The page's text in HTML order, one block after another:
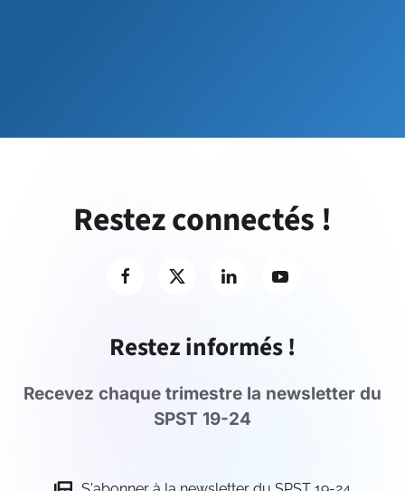
Restez connectés !
Restez informés !
Recevez chaque trimestre la newsletter du
SPST 19-24